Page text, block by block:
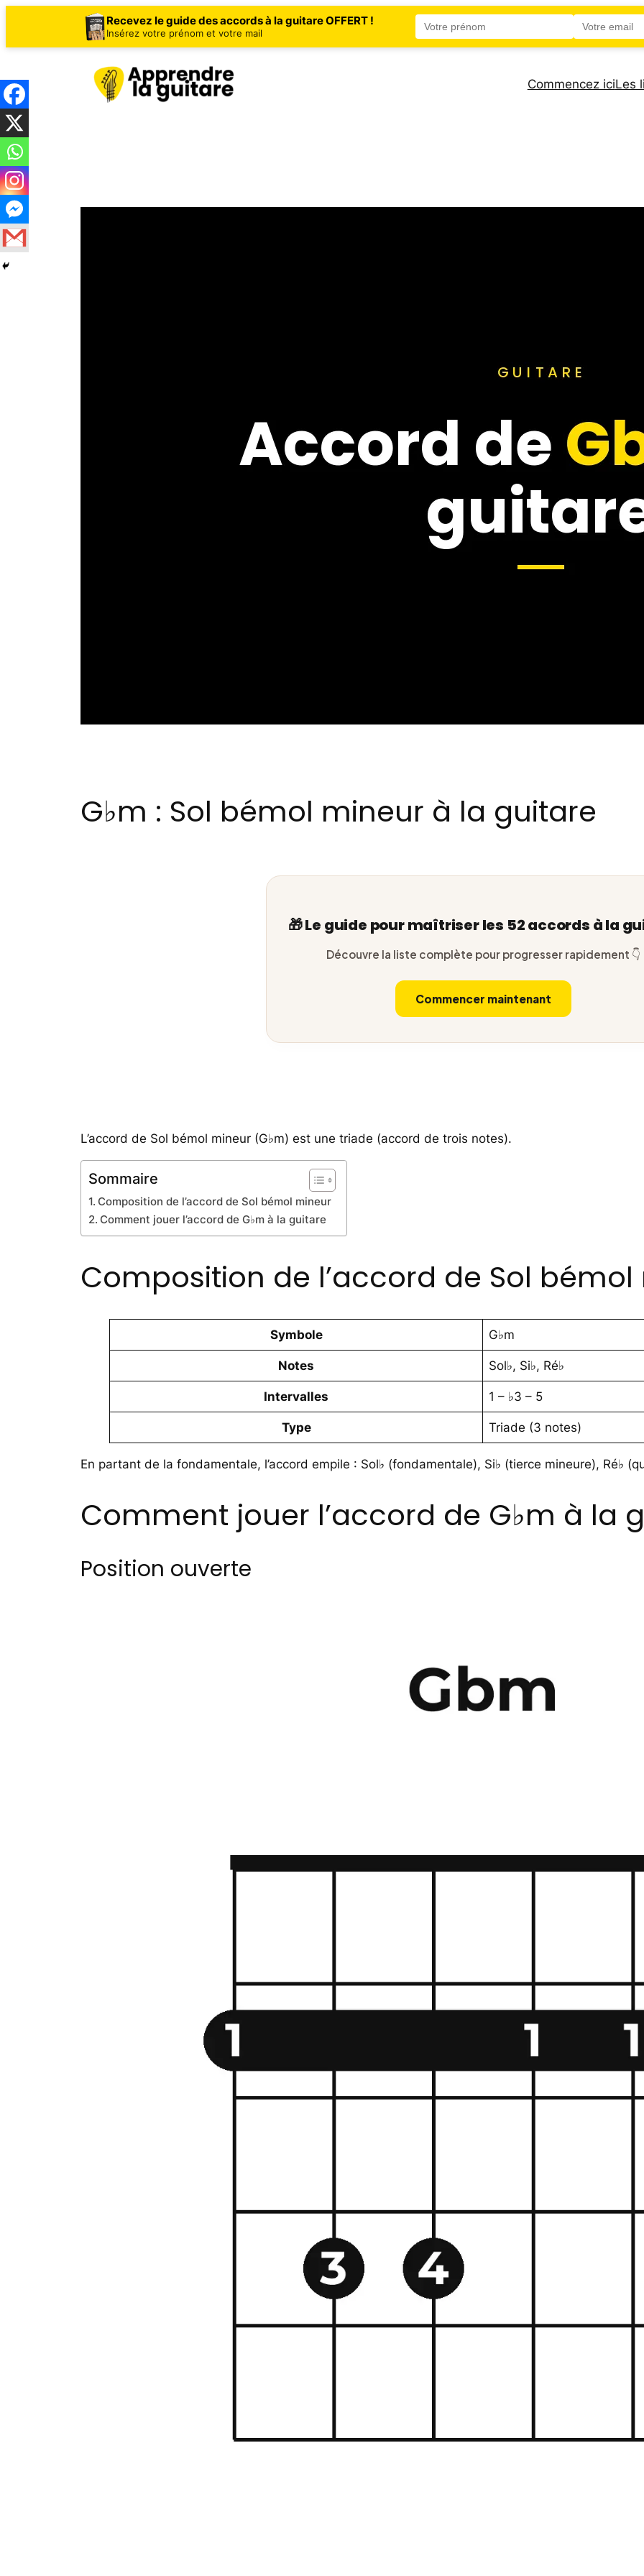
Recevez le guide des accords à la guitare OFFERT !
Insérez votre prénom et votre mail
contenu
Commencez iciLes
G♭m : Sol bémol mineur à la guitare
🎁 Le guide pour maîtriser les 52 accords à la
Découvre la liste complète pour progresser rapidement 👇
Commencer maintenant
L’accord de Sol bémol mineur (G♭m) est une triade (accord de trois notes).
Sommaire
Composition de l’accord de Sol bémol mineur
Comment jouer l’accord de G♭m à la guitare
Composition de l’accord de Sol
Symbole G♭m
Notes Sol♭, Si♭, Ré♭
Intervalles 1 – ♭3 – 5
Type Triade (3 notes)
En partant de la fondamentale, l’accord empile : Sol♭ (fondamentale), Si♭ (tierce mineure), Ré♭
Comment jouer l’accord de G♭m à la
Position ouverte